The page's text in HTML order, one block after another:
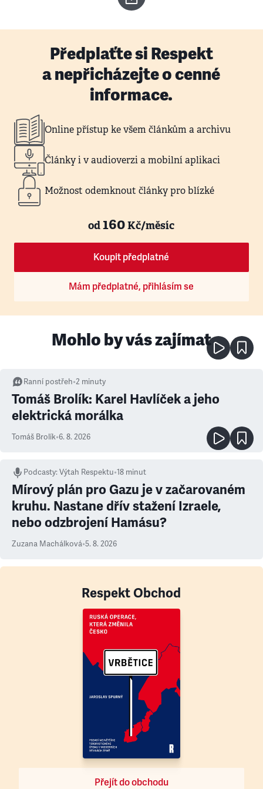
Předplaťte si Respekt
a nepřicházejte o cenné
informace.
Online přístup ke všem článkům a archivu
Články i v audioverzi a mobilní aplikaci
Možnost odemknout články pro blízké
od160Kč/měsíc
Koupit předplatné
Mám předplatné, přihlásím se
Mohlo by vás zajímat
Ranní postřeh•2 minuty
Tomáš Brolík: Karel Havlíček a jeho
elektrická morálka
Tomáš Brolík•6. 8. 2026
Podcasty:Výtah Respektu•18 minut
Mírový plán pro Gazu je v začarovaném
kruhu. Nastane dřív stažení Izraele,
nebo odzbrojení Hamásu?
Zuzana Machálková•5. 8. 2026
Respekt Obchod
Přejít do obchodu